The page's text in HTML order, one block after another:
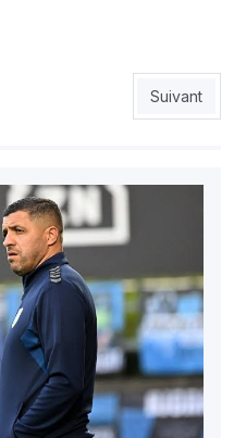
: «Les perturbateurs agissent
Article
Suivant